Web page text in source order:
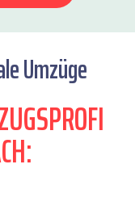
Umzüge